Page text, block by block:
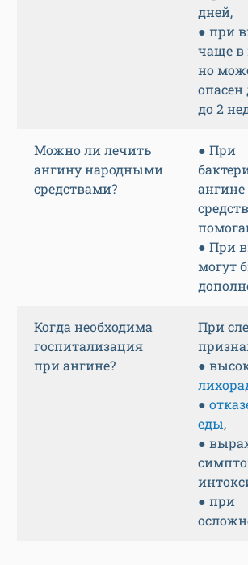
дней,
● при
чаще в
но
опасен
до 2
Можно ли лечить
ангину народными
средствами?
● При
● При
могут
Когда необходима
госпитализация
при ангине?
При
●
●
еды,
●
● при